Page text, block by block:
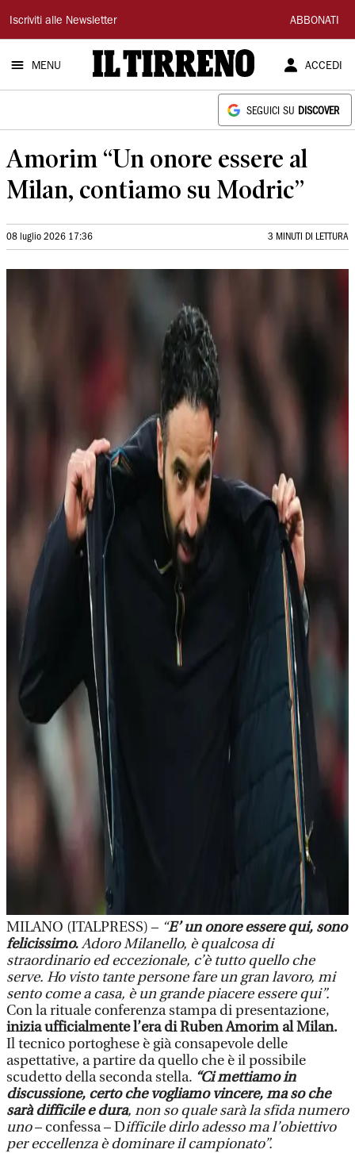
Il
Tirreno
Iscriviti alle Newsletter ABBONATI
MENU ACCEDI
SEGUICI SU DISCOVER
Amorim “Un onore essere al
Milan, contiamo su Modric”
08 luglio 2026 17:36 3 MINUTI DI LETTURA
MILANO (ITALPRESS) – “E’ un onore essere qui, sono
felicissimo.Adoro Milanello, è qualcosa di
straordinario ed eccezionale, c’è tutto quello che
serve. Ho visto tante persone fare un gran lavoro, mi
sento come a casa, è un grande piacere essere qui”.
Con la rituale conferenza stampa di presentazione,
inizia ufficialmente l’era di Ruben Amorim al Milan.
Il tecnico portoghese è già consapevole delle
aspettative, a partire da quello che è il possibile
scudetto della seconda stella. “Ci mettiamo in
discussione, certo che vogliamo vincere, ma so che
sarà difficile e dura, non so quale sarà la sfida numero
uno– confessa – Difficile dirlo adesso ma l’obiettivo
per eccellenza è dominare il campionato”.